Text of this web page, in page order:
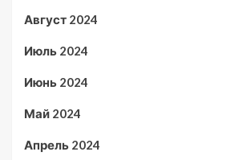
Август 2024
Июль 2024
Июнь 2024
Май 2024
Апрель 2024